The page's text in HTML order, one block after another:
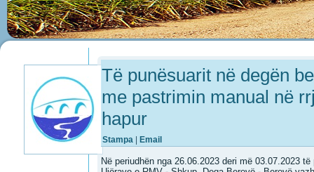
Të punësuarit në degën
me pastrimin manual në
hapur
Stampa Email
Në periudhën nga 26.06.2023 deri më 03.07.2023